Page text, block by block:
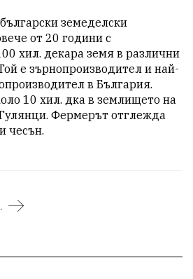
земеделски
от 20 години с
хил. декара земя в различни
е зърнопроизводител и най-
в България.
10 хил. дка в землището на
Фермерът отглежда
чесън.